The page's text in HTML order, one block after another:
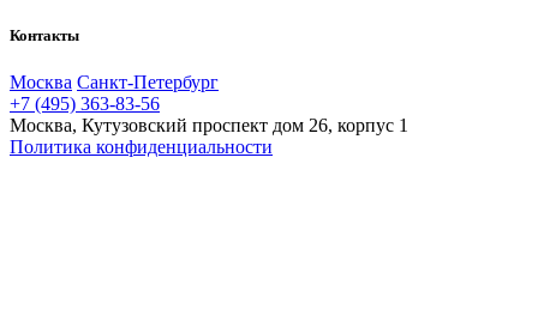
Контакты
Москва Санкт-Петербург
+7 (495) 363-83-56
Москва, Кутузовский проспект дом 26, корпус 1
Политика конфиденциальности